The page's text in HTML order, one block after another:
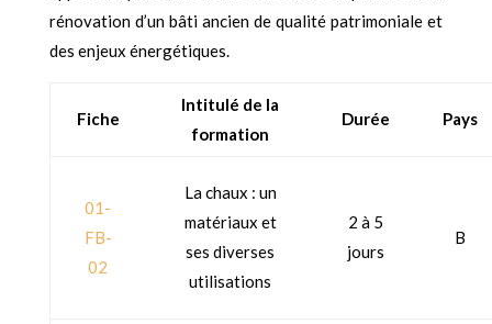
rénovation d’un bâti ancien de qualité patrimoniale et
des enjeux énergétiques.
Fiche
Intitulé de la
formation
Durée Pays
01-
FB-
02
La chaux : un
matériaux et
ses diverses
utilisations
2 à 5
jours
B